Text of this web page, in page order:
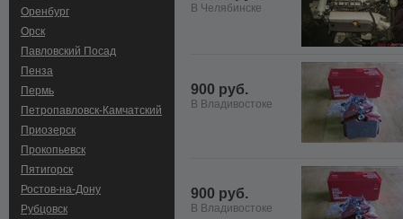
Оренбург
Орск
Павловский Посад
Пенза
Пермь
Петропавловск-Камчатский
Приозерск
Прокопьевск
Пятигорск
Ростов-на-Дону
Рубцовск
В Челябинске
900 руб.
В Владивостоке
900 руб.
В Владивостоке